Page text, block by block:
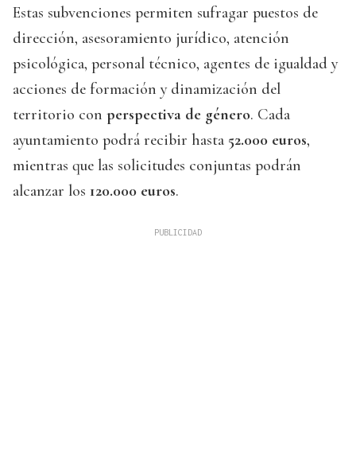
Estas subvenciones permiten sufragar puestos de
dirección, asesoramiento jurídico, atención
psicológica, personal técnico, agentes de igualdad y
acciones de formación y dinamización del
territorio con perspectiva de género. Cada
ayuntamiento podrá recibir hasta 52.000 euros,
mientras que las solicitudes conjuntas podrán
alcanzar los 120.000 euros.